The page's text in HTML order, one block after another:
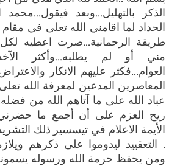
الذكر بالتهليل...وبعد
الحداد لما اقامني الله تعلى في
طريقة الرحمانية...صرت اعطيه
مني أو لم يطلبه...وأكثر
العوام...فكثر عليهم الانكار
المعاصرين المدعين لمعرفة الله
عباد الله على ما آتاهم الله من
ريح العزم على أن أجمع ما
الأيمة الاعلام في تيسسير ذلك
التعقييد ليدوموا على ذكرهم